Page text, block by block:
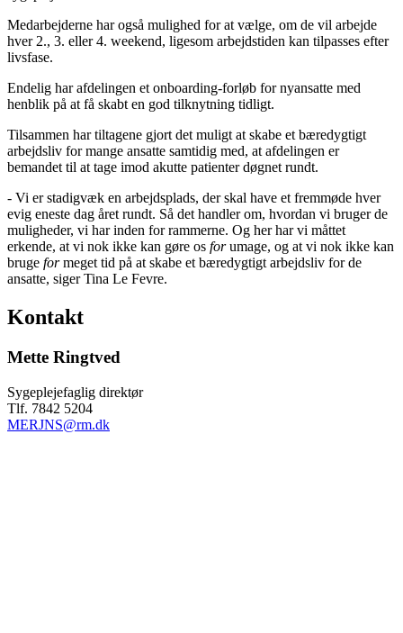
Medarbejderne har også mulighed for at vælge, om de vil arbejde
hver 2., 3. eller 4. weekend, ligesom arbejdstiden kan tilpasses efter
livsfase.
Endelig har afdelingen et onboarding-forløb for nyansatte med
henblik på at få skabt en god tilknytning tidligt.
Tilsammen har tiltagene gjort det muligt at skabe et bæredygtigt
arbejdsliv for mange ansatte samtidig med, at afdelingen er
bemandet til at tage imod akutte patienter døgnet rundt.
- Vi er stadigvæk en arbejdsplads, der skal have et fremmøde hver
evig eneste dag året rundt. Så det handler om, hvordan vi bruger de
muligheder, vi har inden for rammerne. Og her har vi måttet
erkende, at vi nok ikke kan gøre os forumage, og at vi nok ikke kan
bruge formeget tid på at skabe et bæredygtigt arbejdsliv for de
ansatte, siger Tina Le Fevre.
Kontakt
Mette Ringtved
Sygeplejefaglig direktør
Tlf. 7842 5204
MERJNS@rm.dk